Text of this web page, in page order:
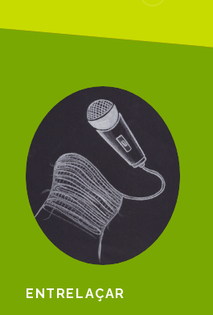
ENTRELAÇAR